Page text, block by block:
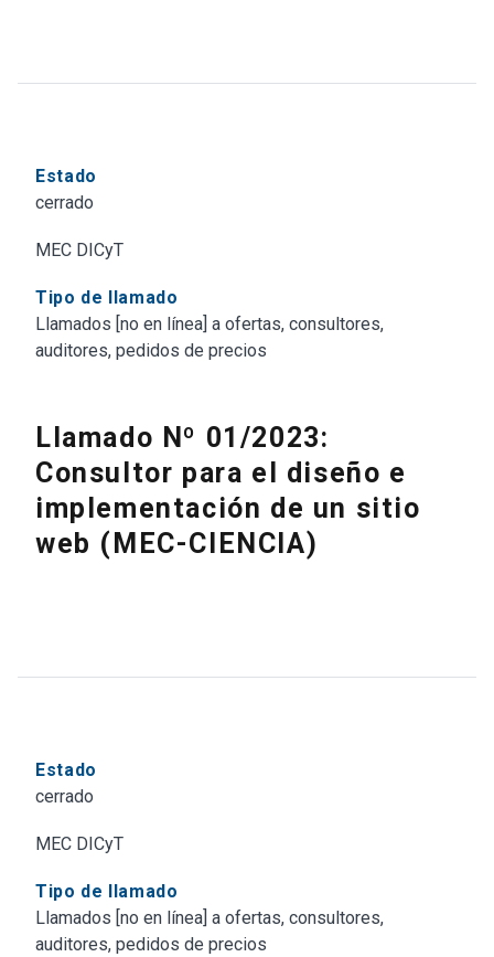
Estado
cerrado
MEC DICyT
Tipo de llamado
Llamados [no en línea] a ofertas, consultores,
auditores, pedidos de precios
Llamado Nº 01/2023:
Consultor para el diseño e
implementación de un sitio
web (MEC-CIENCIA)
Estado
cerrado
MEC DICyT
Tipo de llamado
Llamados [no en línea] a ofertas, consultores,
auditores, pedidos de precios